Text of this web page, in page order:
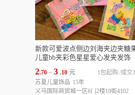
新款可爱波点侧边刘海夹边夹糖
儿童bb夹彩色星星爱心发夹发饰
2.70 ~ 3 .10 元 成交
1包起购 /
苏夏儿童饰品 15年
义乌国际商贸城一区6门2楼10街4102